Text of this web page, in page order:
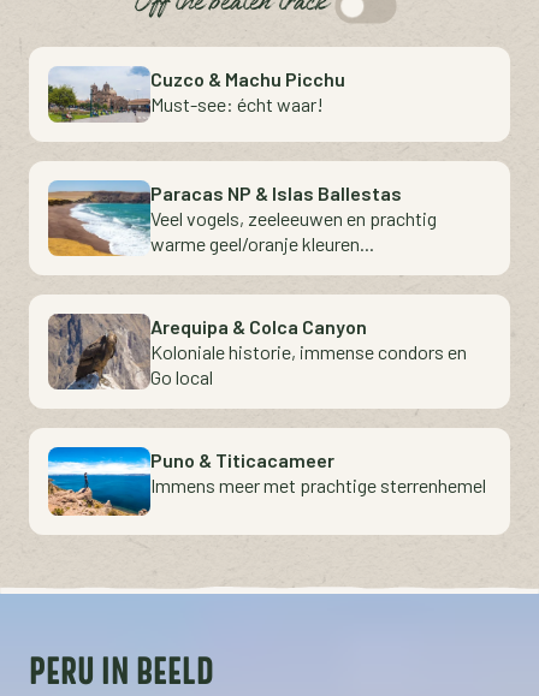
Cuzco & Machu Picchu
Must-see: écht waar!
Paracas NP & Islas Ballestas
Veel vogels, zeeleeuwen en prachtig
warme geel/oranje kleuren...
Arequipa & Colca Canyon
Koloniale historie, immense condors en
Go local
Puno & Titicacameer
Immens meer met prachtige sterrenhemel
Trujillo & Cajamarca
PERU IN BEELD